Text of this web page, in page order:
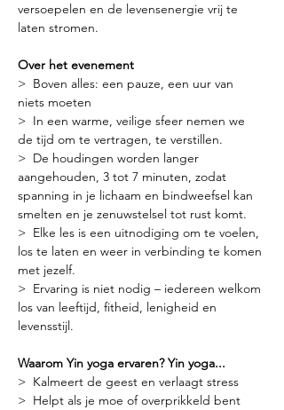
versoepelen en de levensenergie vrij te
laten stromen.
Over het evenement
>  Boven alles: een pauze, een uur van
niets moeten
>  In een warme, veilige sfeer nemen we
de tijd om te vertragen, te verstillen.
>  De houdingen worden langer
aangehouden, 3 tot 7 minuten, zodat
spanning in je lichaam en bindweefsel kan
smelten en je zenuwstelsel tot rust komt.
>  Elke les is een uitnodiging om te voelen,
los te laten en weer in verbinding te komen
met jezelf.
>  Ervaring is niet nodig – iedereen welkom
los van leeftijd, fitheid, lenigheid en
levensstijl.
Waarom Yin yoga ervaren? Yin yoga...
>  Kalmeert de geest en verlaagt stress
>  Helpt als je moe of overprikkeld bent